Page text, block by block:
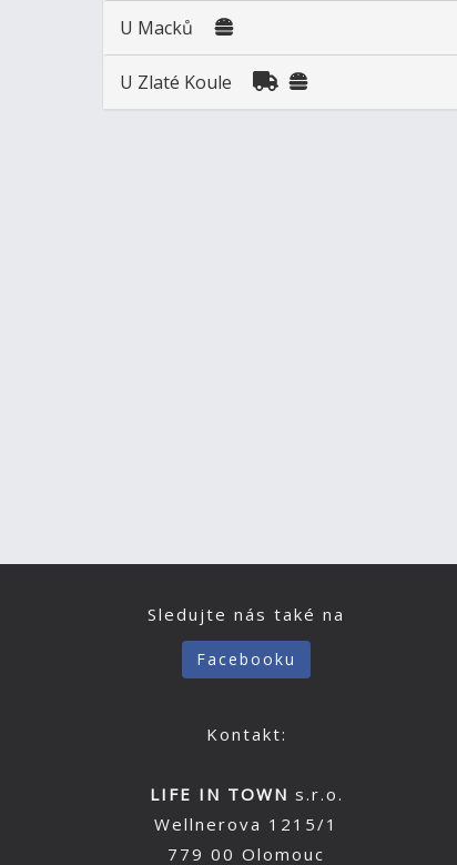
U Macků
U Zlaté Koule
Sledujte nás také na
Facebooku
Kontakt:
LIFE IN TOWN s.r.o.
Wellnerova 1215/1
779 00 Olomouc